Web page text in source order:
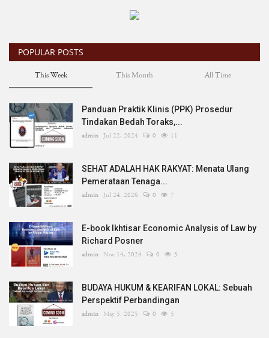
Bengkel Hukum
E-Book
Hukumpedia
POPULAR POSTS
This Week This Month All Time
Panduan Praktik Klinis (PPK) Prosedur
Tindakan Bedah Toraks,...
admin Jul 22, 2024 0 11
SEHAT ADALAH HAK RAKYAT: Menata Ulang
Pemerataan Tenaga...
admin Jul 24, 2026 0 7
E-book Ikhtisar Economic Analysis of Law by
Richard Posner
admin Nov 14, 2024 0 5
BUDAYA HUKUM & KEARIFAN LOKAL: Sebuah
Perspektif Perbandingan
admin May 5, 2025 0 5